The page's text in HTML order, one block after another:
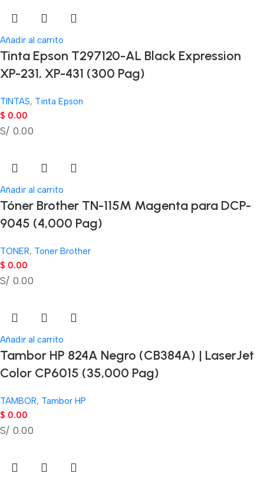
Añadir al carrito
Tinta Epson T297120-AL Black Expression
XP-231, XP-431 (300 Pag)
TINTAS, Tinta Epson
$ 0.00
S/ 0.00
Añadir al carrito
Tóner Brother TN-115M Magenta para DCP-
9045 (4,000 Pag)
TONER, Toner Brother
$ 0.00
S/ 0.00
Añadir al carrito
Tambor HP 824A Negro (CB384A) | LaserJet
Color CP6015 (35,000 Pag)
TAMBOR, Tambor HP
$ 0.00
S/ 0.00